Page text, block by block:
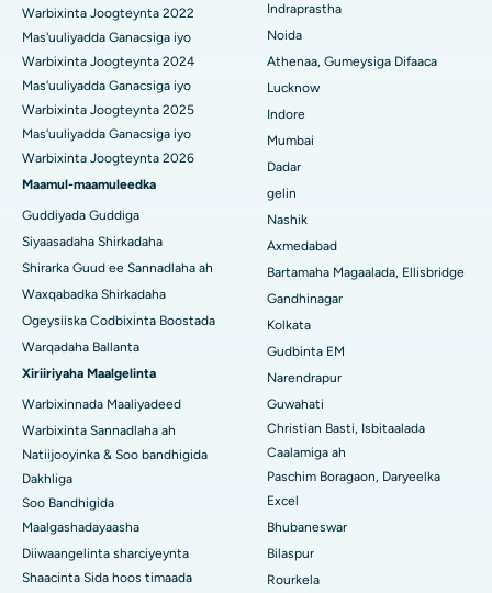
Isbitaalka ugu Fiican ee Secunderabad, Hyderabad
Isbitaalka ugu Fiican ee Seshadripuram, Bangalore
Isbitaalka ugu Fiican ee Wadada Weyn ee Waltair,
Visakhapatnam
Isbitaalka ugu Fiican ee Subhash Nagar Road, Karimnagar
Isbitaalka ugu Fiican Managari, Karaikudi
Isbitaalka ugu Fiican Arepally, Warangal
Isbitaalka ugu Fiican ee Arera Colony, Bhopal
Isbitaalka ugu Fiican ee Jayanagar, Bangalore
Isbitaalka ugu Fiican KK Nagar, Madurai
Isbitaalka ugu Fiican Ramji Nagar, Nellore
Isbitaalka ugu Fiican Qeybta-19, Rourkela
Isbitaalka ugu Fiican Swargate, Pune
Isbitaalka Kansarka Haweenka ugu Fiican Koonfurta Delhi
Warbixinta Joogteynta 2022
Mas'uuliyadda Ganacsiga iyo
Warbixinta Joogteynta 2024
Mas'uuliyadda Ganacsiga iyo
Warbixinta Joogteynta 2025
Mas'uuliyadda Ganacsiga iyo
Warbixinta Joogteynta 2026
Maamul-maamuleedka
Guddiyada Guddiga
Siyaasadaha Shirkadaha
Shirarka Guud ee Sannadlaha ah
Waxqabadka Shirkadaha
Ogeysiiska Codbixinta Boostada
Warqadaha Ballanta
Xiriiriyaha Maalgelinta
Warbixinnada Maaliyadeed
Warbixinta Sannadlaha ah
Natiijooyinka & Soo bandhigida
Dakhliga
Soo Bandhigida
Maalgashadayaasha
Diiwaangelinta sharciyeynta
Shaacinta Sida hoos timaada
Indraprastha
Noida
Athenaa, Gumeysiga Difaaca
Lucknow
Indore
Mumbai
Dadar
gelin
Nashik
Axmedabad
Bartamaha Magaalada, Ellisbridge
Gandhinagar
Kolkata
Gudbinta EM
Narendrapur
Guwahati
Christian Basti, Isbitaalada
Caalamiga ah
Paschim Boragaon, Daryeelka
Excel
Bhubaneswar
Bilaspur
Rourkela